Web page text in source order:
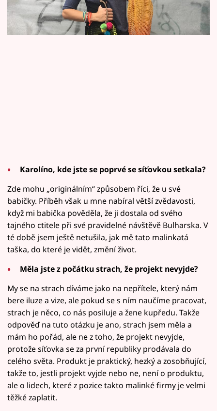
Sledujte prima+
Filmový festival Karlovy Vary
Karolíno, kde jste se poprvé se síťovkou setkala?
Zde mohu „originálním“ způsobem říci, že u své
babičky. Příběh však u mne nabíral větší zvědavosti,
když mi babička pověděla, že ji dostala od svého
tajného ctitele při své pravidelné návštěvě Bulharska. V
té době jsem ještě netušila, jak mě tato malinkatá
taška, do které je vidět, změní život.
Měla jste z počátku strach, že projekt nevyjde?
My se na strach díváme jako na nepřítele, který nám
bere iluze a vize, ale pokud se s ním naučíme pracovat,
strach je něco, co nás posiluje a žene kupředu. Takže
odpověď na tuto otázku je ano, strach jsem měla a
mám ho pořád, ale ne z toho, že projekt nevyjde,
protože síťovka se za první republiky prodávala do
celého světa. Produkt je praktický, hezký a zosobňující,
takže to, jestli projekt vyjde nebo ne, není o produktu,
ale o lidech, které z pozice takto malinké firmy je velmi
těžké zaplatit.